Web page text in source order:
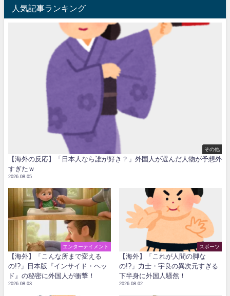
人気記事ランキング
その他
【海外の反応】「日本人なら誰が好き？」外国人が選んだ人物が予想外
すぎたｗ
2026.08.05
エンターテイメント
【海外】「こんな所まで変える
の!?」日本版『インサイド・ヘッ
ド』の秘密に外国人が衝撃！
2026.08.03
スポーツ
【海外】「これが人間の脚な
の!?」力士・宇良の異次元すぎる
下半身に外国人騒然！
2026.08.02